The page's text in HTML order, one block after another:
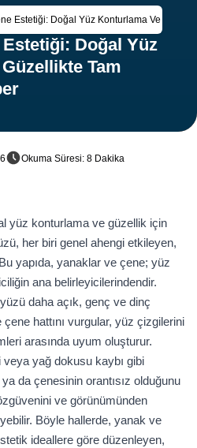
Estetiği: Doğal Yüz Konturlama Ve
Doğal Yüz
Tam
Okuma Süresi: 8 Dakika
yüz konturlama ve güzellik için
her biri genel ahengi etkileyen,
yapıda, yanaklar ve çene; yüz
ana belirleyicilerindendir.
daha açık, genç ve dinç
hattını vurgular, yüz çizgilerini
arasında uyum oluşturur.
yağ dokusu kaybı gibi
da çenesinin orantısız olduğunu
ve görünümünden
Böyle hallerde, yanak ve
ideallere göre düzenleyen,